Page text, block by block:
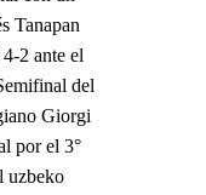
Tanapan
2 ante el
del
Giorgi
por el 3°
uzbeko